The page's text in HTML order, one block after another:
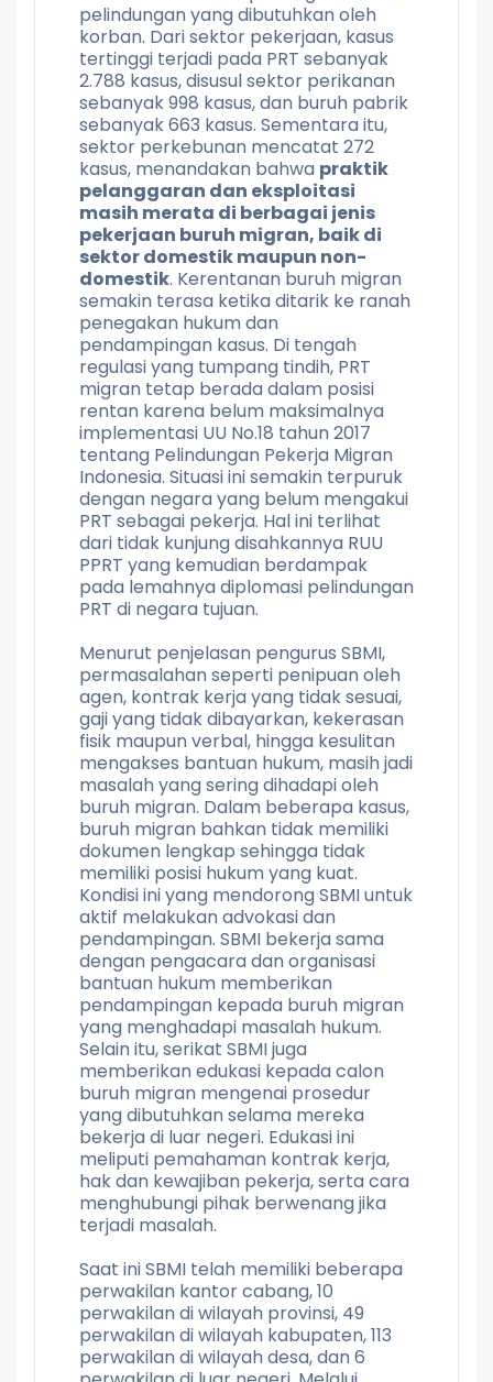
pelindungan yang dibutuhkan oleh
korban. Dari sektor pekerjaan, kasus
tertinggi terjadi pada PRT sebanyak
2.788 kasus, disusul sektor perikanan
sebanyak 998 kasus, dan buruh pabrik
sebanyak 663 kasus. Sementara itu,
sektor perkebunan mencatat 272
kasus, menandakan bahwa praktik
pelanggaran dan eksploitasi
masih merata di berbagai jenis
pekerjaan buruh migran, baik di
sektor domestik maupun non-
domestik. Kerentanan buruh migran
semakin terasa ketika ditarik ke ranah
penegakan hukum dan
pendampingan kasus. Di tengah
regulasi yang tumpang tindih, PRT
migran tetap berada dalam posisi
rentan karena belum maksimalnya
implementasi UU No.18 tahun 2017
tentang Pelindungan Pekerja Migran
Indonesia. Situasi ini semakin terpuruk
dengan negara yang belum mengakui
PRT sebagai pekerja. Hal ini terlihat
dari tidak kunjung disahkannya RUU
PPRT yang kemudian berdampak
pada lemahnya diplomasi pelindungan
PRT di negara tujuan.
Menurut penjelasan pengurus SBMI,
permasalahan seperti penipuan oleh
agen, kontrak kerja yang tidak sesuai,
gaji yang tidak dibayarkan, kekerasan
fisik maupun verbal, hingga kesulitan
mengakses bantuan hukum, masih jadi
masalah yang sering dihadapi oleh
buruh migran. Dalam beberapa kasus,
buruh migran bahkan tidak memiliki
dokumen lengkap sehingga tidak
memiliki posisi hukum yang kuat.
Kondisi ini yang mendorong SBMI untuk
aktif melakukan advokasi dan
pendampingan. SBMI bekerja sama
dengan pengacara dan organisasi
bantuan hukum memberikan
pendampingan kepada buruh migran
yang menghadapi masalah hukum.
Selain itu, serikat SBMI juga
memberikan edukasi kepada calon
buruh migran mengenai prosedur
yang dibutuhkan selama mereka
bekerja di luar negeri. Edukasi ini
meliputi pemahaman kontrak kerja,
hak dan kewajiban pekerja, serta cara
menghubungi pihak berwenang jika
terjadi masalah.
Saat ini SBMI telah memiliki beberapa
perwakilan kantor cabang, 10
perwakilan di wilayah provinsi, 49
perwakilan di wilayah kabupaten, 113
perwakilan di wilayah desa, dan 6